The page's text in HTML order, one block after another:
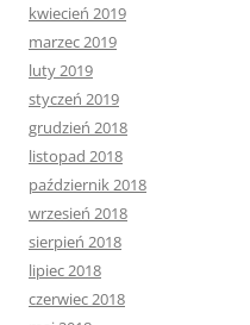
kwiecień 2019
marzec 2019
luty 2019
styczeń 2019
grudzień 2018
listopad 2018
październik 2018
wrzesień 2018
sierpień 2018
lipiec 2018
czerwiec 2018